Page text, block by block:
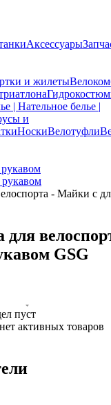
Аксессуары
и жилеты
| Нательное белье |
и
НоскиВелотуфли
- Майки с
для
GSG
пуст
активных товаров